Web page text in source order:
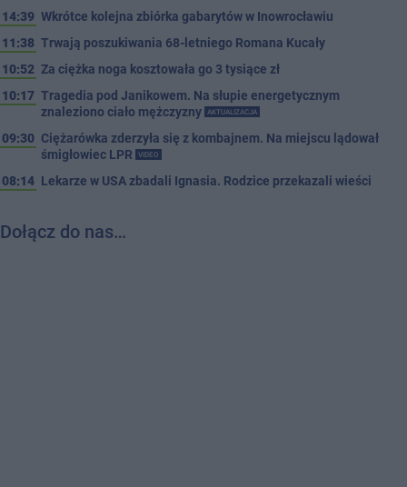
14:39 Wkrótce kolejna zbiórka gabarytów w Inowrocławiu
11:38 Trwają poszukiwania 68-letniego Romana Kucały
10:52 Za ciężka noga kosztowała go 3 tysiące zł
10:17 Tragedia pod Janikowem. Na słupie energetycznym
znaleziono ciało mężczyzny
AKTUALIZACJA
09:30 Ciężarówka zderzyła się z kombajnem. Na miejscu lądował
śmigłowiec LPR
VIDEO
08:14 Lekarze w USA zbadali Ignasia. Rodzice przekazali wieści
Dołącz do nas…